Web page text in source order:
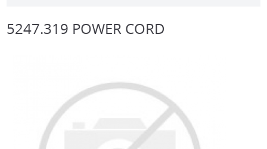
5247.319 POWER CORD